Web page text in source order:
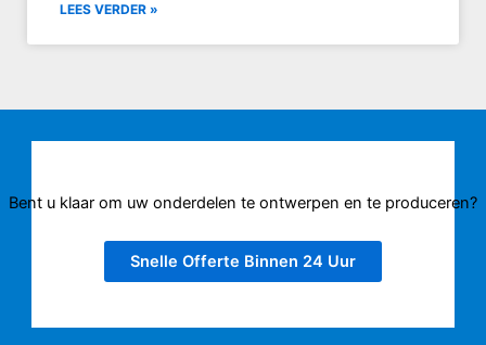
LEES VERDER »
Bent u klaar om uw onderdelen te ontwerpen en te produceren?
Snelle Offerte Binnen 24 Uur